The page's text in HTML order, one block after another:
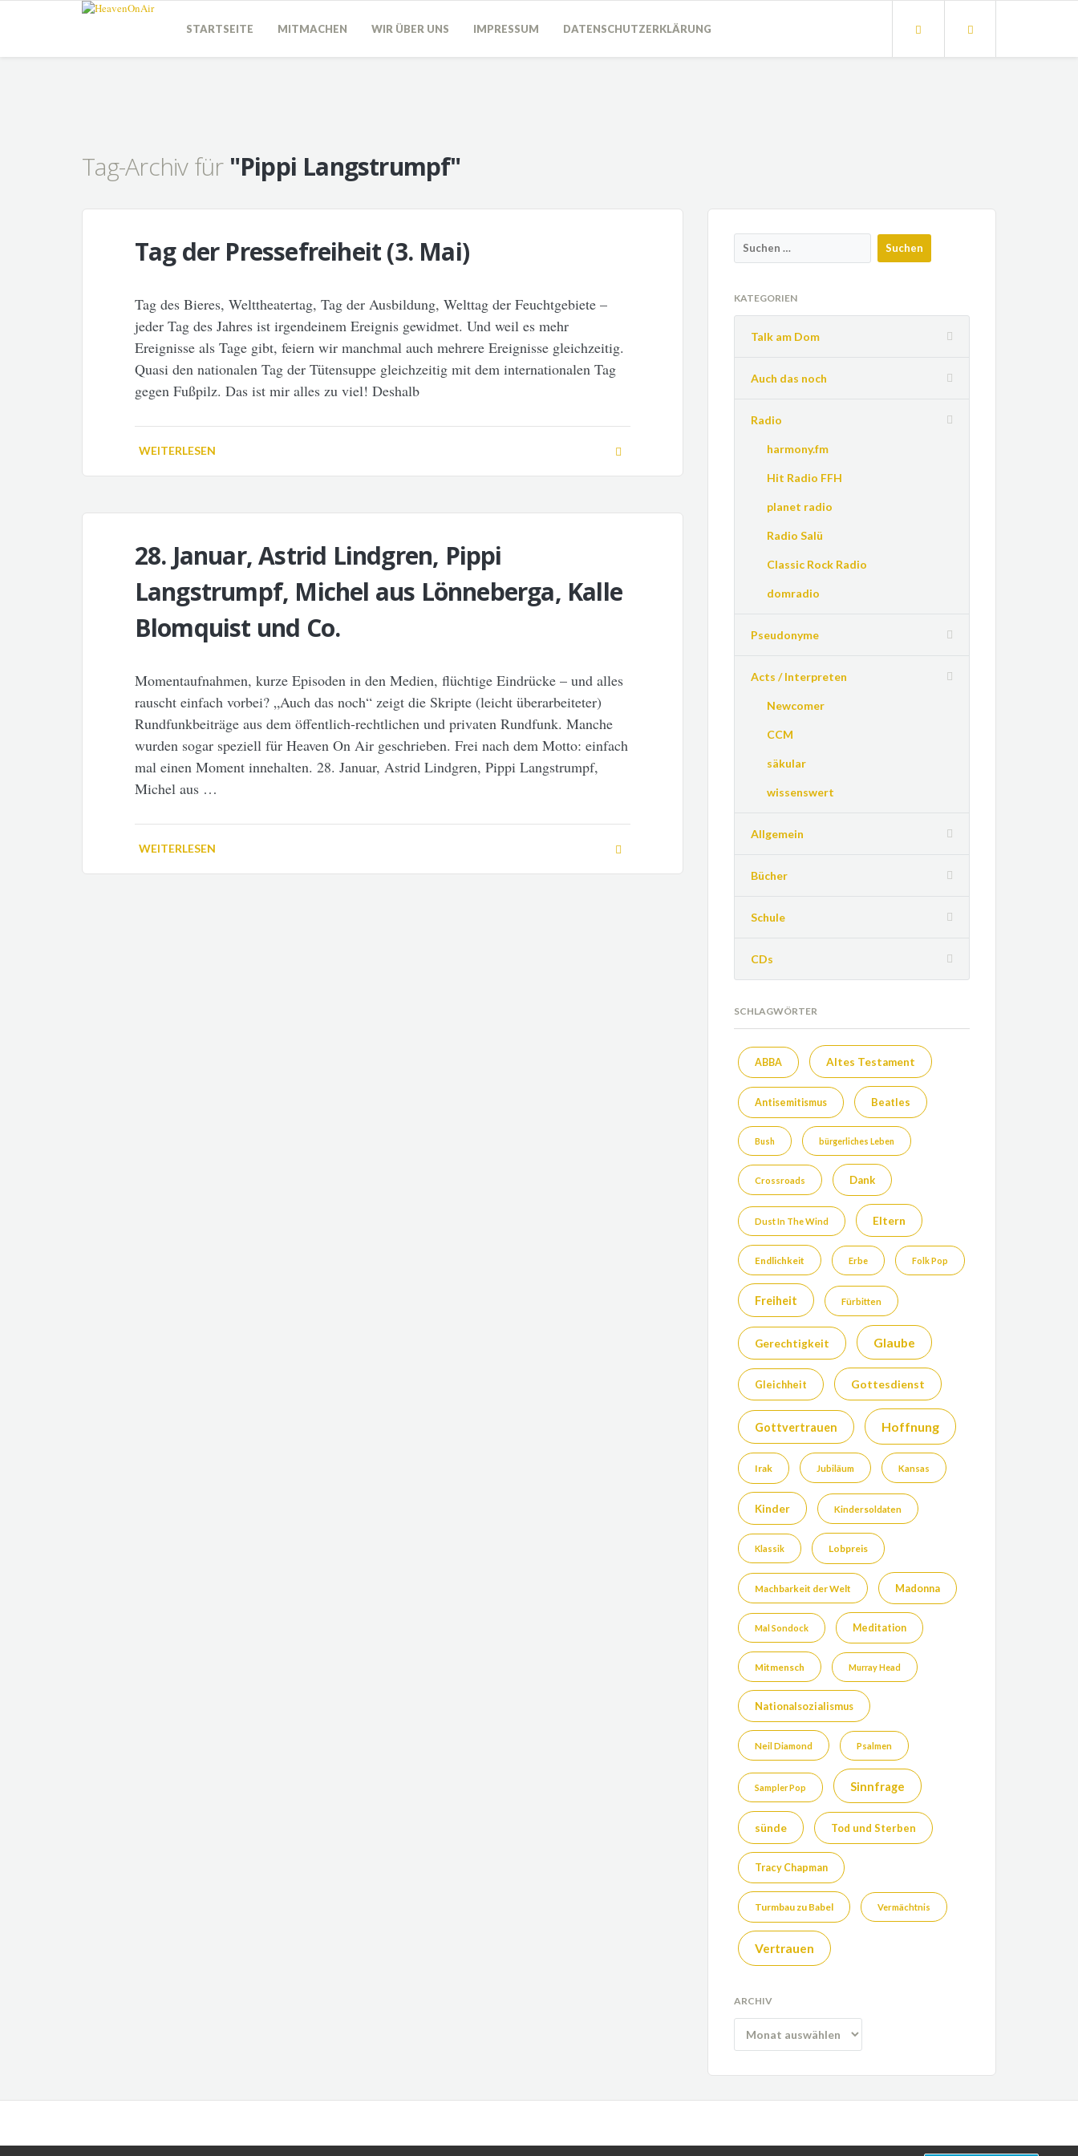
STARTSEITE MITMACHEN WIR ÜBER UNS IMPRESSUM DATENSCHUTZERKLÄRUNG
Tag-Archiv für "Pippi Langstrumpf"
Tag der Pressefreiheit (3. Mai)
Tag des Bieres, Welttheatertag, Tag der Ausbildung, Welttag der Feuchtgebiete –
jeder Tag des Jahres ist irgendeinem Ereignis gewidmet. Und weil es mehr
Ereignisse als Tage gibt, feiern wir manchmal auch mehrere Ereignisse gleichzeitig.
Quasi den nationalen Tag der Tütensuppe gleichzeitig mit dem internationalen Tag
gegen Fußpilz. Das ist mir alles zu viel! Deshalb
WEITERLESEN
28. Januar, Astrid Lindgren, Pippi
Langstrumpf, Michel aus Lönneberga, Kalle
Blomquist und Co.
Momentaufnahmen, kurze Episoden in den Medien, flüchtige Eindrücke – und alles
rauscht einfach vorbei? „Auch das noch“ zeigt die Skripte (leicht überarbeiteter)
Rundfunkbeiträge aus dem öffentlich-rechtlichen und privaten Rundfunk. Manche
wurden sogar speziell für Heaven On Air geschrieben. Frei nach dem Motto: einfach
mal einen Moment innehalten. 28. Januar, Astrid Lindgren, Pippi Langstrumpf,
Michel aus …
WEITERLESEN
KATEGORIEN
Talk am Dom
Auch das noch
Radio
harmony.fm
Hit Radio FFH
planet radio
Radio Salü
Classic Rock Radio
domradio
Pseudonyme
Acts / Interpreten
Newcomer
CCM
säkular
wissenswert
Allgemein
Bücher
Schule
CDs
SCHLAGWÖRTER
ABBA Altes Testament
Antisemitismus Beatles
Bush bürgerliches Leben
Crossroads Dank
Dust In The Wind Eltern
Endlichkeit Erbe Folk Pop
Freiheit Fürbitten
Gerechtigkeit Glaube
Gleichheit Gottesdienst
Gottvertrauen Hoffnung
Irak Jubiläum Kansas
Kinder Kindersoldaten
Klassik Lobpreis
Machbarkeit der Welt Madonna
Mal Sondock Meditation
Mitmensch Murray Head
Nationalsozialismus
Neil Diamond Psalmen
Sampler Pop Sinnfrage
sünde Tod und Sterben
Tracy Chapman
Turmbau zu Babel Vermächtnis
Vertrauen
ARCHIV